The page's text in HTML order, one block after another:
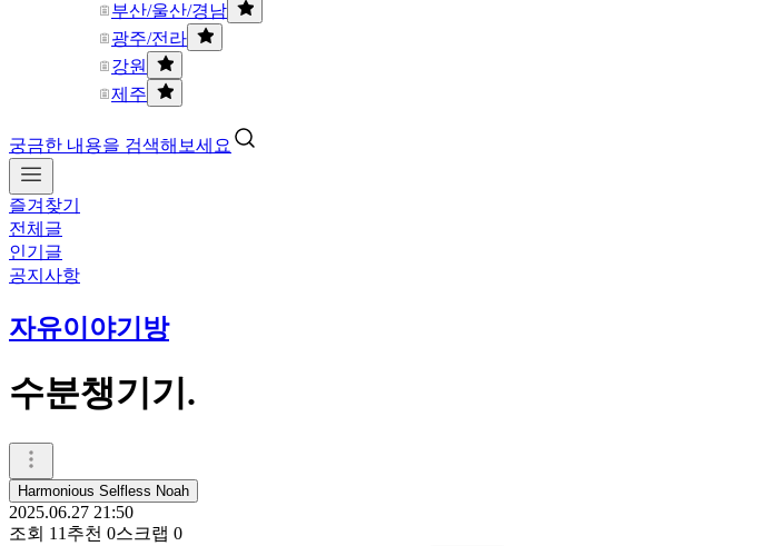
부산/울산/경남
광주/전라
강원
제주
궁금한 내용을 검색해보세요
즐겨찾기
전체글
인기글
공지사항
자유이야기방
수분챙기기.
Harmonious Selfless Noah
2025.06.27 21:50
조회 11 추천 0스크랩 0